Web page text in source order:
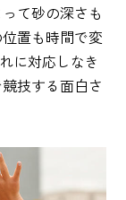
て砂の深さも
置も時間で変
に対応しなき
技する面白さ